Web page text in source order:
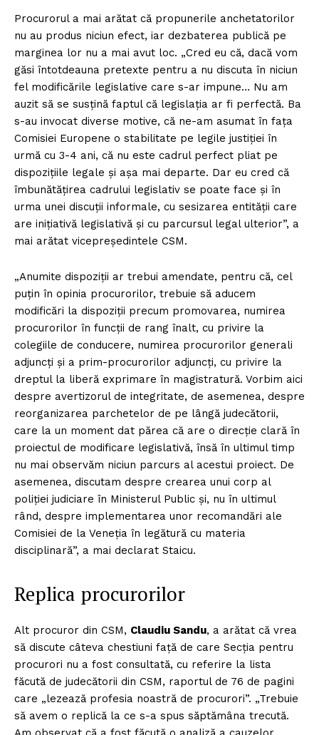
Procurorul a mai arătat că propunerile anchetatorilor
nu au produs niciun efect, iar dezbaterea publică pe
marginea lor nu a mai avut loc. „Cred eu că, dacă vom
găsi întotdeauna pretexte pentru a nu discuta în niciun
fel modificările legislative care s-ar impune… Nu am
auzit să se susțină faptul că legislația ar fi perfectă. Ba
s-au invocat diverse motive, că ne-am asumat în fața
Comisiei Europene o stabilitate pe legile justiției în
urmă cu 3-4 ani, că nu este cadrul perfect pliat pe
dispozițiile legale și așa mai departe. Dar eu cred că
îmbunătățirea cadrului legislativ se poate face și în
urma unei discuții informale, cu sesizarea entității care
are inițiativă legislativă și cu parcursul legal ulterior”, a
mai arătat vicepreședintele CSM.
„Anumite dispoziții ar trebui amendate, pentru că, cel
puțin în opinia procurorilor, trebuie să aducem
modificări la dispoziții precum promovarea, numirea
procurorilor în funcții de rang înalt, cu privire la
colegiile de conducere, numirea procurorilor generali
adjuncți și a prim-procurorilor adjuncți, cu privire la
dreptul la liberă exprimare în magistratură. Vorbim aici
despre avertizorul de integritate, de asemenea, despre
reorganizarea parchetelor de pe lângă judecătorii,
care la un moment dat părea că are o direcție clară în
proiectul de modificare legislativă, însă în ultimul timp
nu mai observăm niciun parcurs al acestui proiect. De
asemenea, discutam despre crearea unui corp al
poliției judiciare în Ministerul Public și, nu în ultimul
rând, despre implementarea unor recomandări ale
Comisiei de la Veneția în legătură cu materia
disciplinară”, a mai declarat Staicu.
Replica procurorilor
Alt procuror din CSM, Claudiu Sandu, a arătat că vrea
să discute câteva chestiuni față de care Secția pentru
procurori nu a fost consultată, cu referire la lista
făcută de judecătorii din CSM, raportul de 76 de pagini
care „lezează profesia noastră de procurori”. „Trebuie
să avem o replică la ce s-a spus săptămâna trecută.